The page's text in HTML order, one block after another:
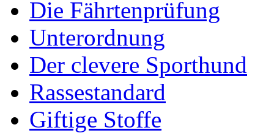
Die Fährtenprüfung
Unterordnung
Der clevere Sporthund
Rassestandard
Giftige Stoffe